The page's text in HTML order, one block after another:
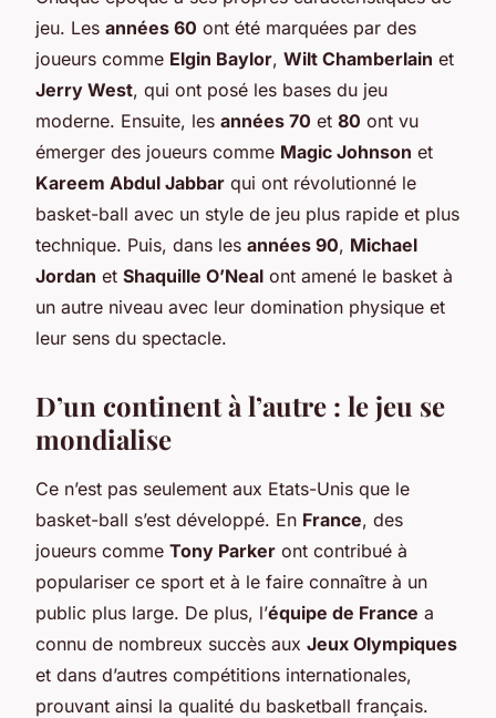
jeu. Les années 60 ont été marquées par des
joueurs comme Elgin Baylor, Wilt Chamberlain et
Jerry West, qui ont posé les bases du jeu
moderne. Ensuite, les années 70 et 80 ont vu
émerger des joueurs comme Magic Johnson et
Kareem Abdul Jabbar qui ont révolutionné le
basket-ball avec un style de jeu plus rapide et plus
technique. Puis, dans les années 90, Michael
Jordan et Shaquille O’Neal ont amené le basket à
un autre niveau avec leur domination physique et
leur sens du spectacle.
D’un continent à l’autre : le jeu se
mondialise
Ce n’est pas seulement aux Etats-Unis que le
basket-ball s’est développé. En France, des
joueurs comme Tony Parker ont contribué à
populariser ce sport et à le faire connaître à un
public plus large. De plus, l’équipe de France a
connu de nombreux succès aux Jeux Olympiques
et dans d’autres compétitions internationales,
prouvant ainsi la qualité du basketball français.